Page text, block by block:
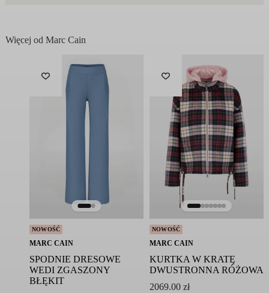
Więcej od Marc Cain
NOWOŚĆ
MARC CAIN
SPODNIE DRESOWE
WEDI ZGASZONY
BŁĘKIT
NOWOŚĆ
MARC CAIN
KURTKA W KRATĘ
DWUSTRONNA RÓŻOWA
2069.00 zł